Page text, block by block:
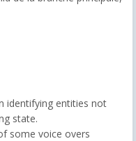
identifying entities not
state.
some voice overs